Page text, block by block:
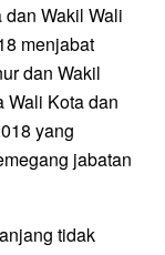
Wakil Wali
menjabat
dan Wakil
Wali Kota dan
yang
jabatan
tidak